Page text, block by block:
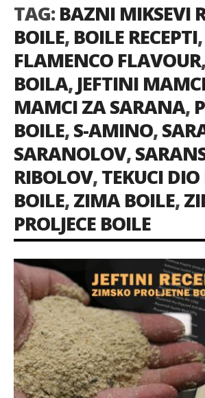
TAG:BAZNI MIKSEVI
BOILE, BOILE RECEPTI,
FLAMENCO FLAVOUR,
BOILA, JEFTINI
MAMCI ZA SARANA,
BOILE,S-AMINO,
SARANOLOV,
RIBOLOV,TEKUCI DIO
BOILE,ZIMA BOILE,
PROLJECE BOILE